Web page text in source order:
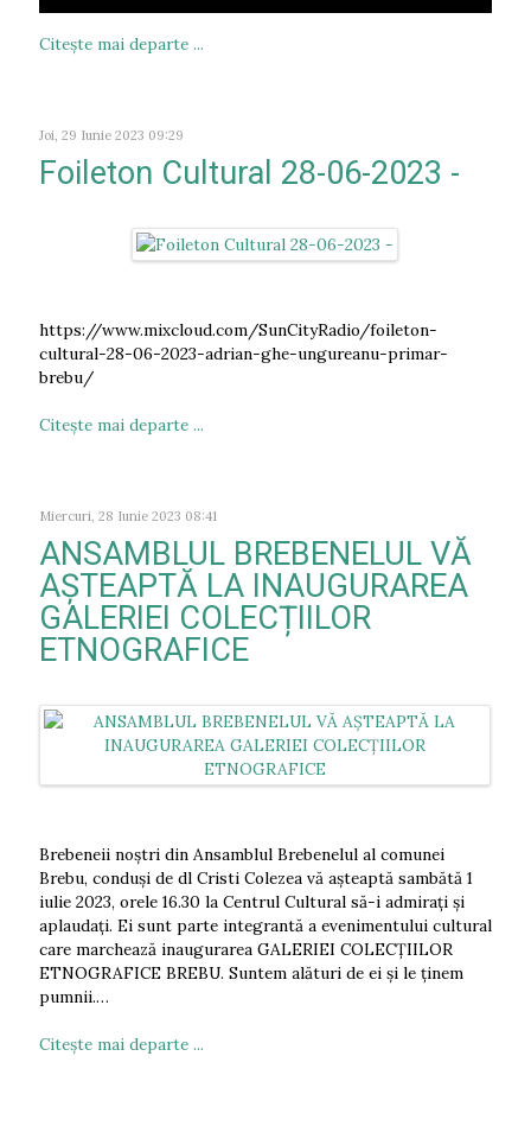
Citeşte mai departe ...
Joi, 29 Iunie 2023 09:29
Foileton Cultural 28-06-2023 -
https://www.mixcloud.com/SunCityRadio/foileton-
cultural-28-06-2023-adrian-ghe-ungureanu-primar-
brebu/
Citeşte mai departe ...
Miercuri, 28 Iunie 2023 08:41
ANSAMBLUL BREBENELUL VĂ
AȘTEAPTĂ LA INAUGURAREA
GALERIEI COLECȚIILOR
ETNOGRAFICE
Brebeneii noștri din Ansamblul Brebenelul al comunei
Brebu, conduși de dl Cristi Colezea vă așteaptă sambătă 1
iulie 2023, orele 16.30 la Centrul Cultural să-i admirați și
aplaudați. Ei sunt parte integrantă a evenimentului cultural
care marchează inaugurarea GALERIEI COLECȚIILOR
ETNOGRAFICE BREBU. Suntem alături de ei și le ținem
pumnii.…
Citeşte mai departe ...